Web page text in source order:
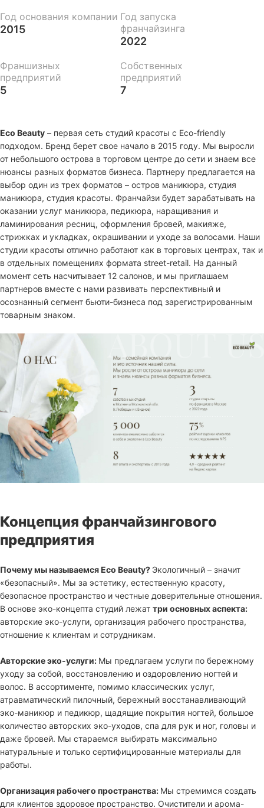
Год основания компании
2015
Год запуска
франчайзинга
2022
Франшизных
предприятий
5
Собственных
предприятий
7
Eco Beauty – первая сеть студий красоты с Eco-friendly
подходом. Бренд берет свое начало в 2015 году. Мы выросли
от небольшого острова в торговом центре до сети и знаем все
нюансы разных форматов бизнеса. Партнеру предлагается на
выбор один из трех форматов – остров маникюра, студия
маникюра, студия красоты. Франчайзи будет зарабатывать на
оказании услуг маникюра, педикюра, наращивания и
ламинирования ресниц, оформления бровей, макияже,
стрижках и укладках, окрашивании и уходе за волосами. Наши
студии красоты отлично работают как в торговых центрах, так и
в отдельных помещениях формата street-retail. На данный
момент сеть насчитывает 12 салонов, и мы приглашаем
партнеров вместе с нами развивать перспективный и
осознанный сегмент бьюти-бизнеса под зарегистрированным
товарным знаком.
Концепция франчайзингового
предприятия
Почему мы называемся Eco Beauty? Экологичный – значит
«безопасный». Мы за эстетику, естественную красоту,
безопасное пространство и честные доверительные отношения.
В основе эко-концепта студий лежат три основных аспекта:
авторские эко-услуги, организация рабочего пространства,
отношение к клиентам и сотрудникам.
Авторские эко-услуги: Мы предлагаем услуги по бережному
уходу за собой, восстановлению и оздоровлению ногтей и
волос. В ассортименте, помимо классических услуг,
атравматический пилочный, бережный восстанавливающий
эко-маникюр и педикюр, щадящие покрытия ногтей, большое
количество авторских эко-уходов, спа для рук и ног, головы и
даже бровей. Мы стараемся выбирать максимально
натуральные и только сертифицированные материалы для
работы.
Организация рабочего пространства: Мы стремимся создать
для клиентов здоровое пространство. Очистители и арома-